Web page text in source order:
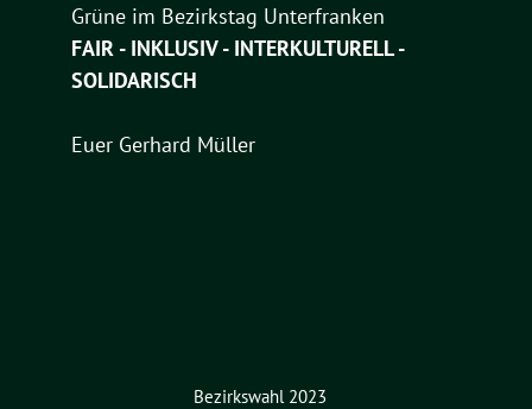
Grüne im Bezirkstag Unterfranken
FAIR - INKLUSIV - INTERKULTURELL -
SOLIDARISCH
Euer Gerhard Müller
Bezirkswahl 2023